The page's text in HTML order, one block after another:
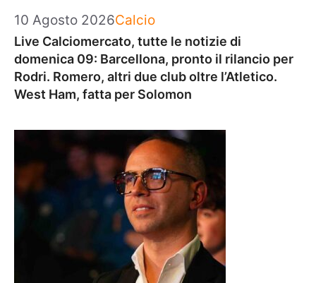
10 Agosto 2026Categorie
Calcio
Live Calciomercato, tutte le notizie di
domenica 09: Barcellona, pronto il rilancio per
Rodri. Romero, altri due club oltre l’Atletico.
West Ham, fatta per Solomon